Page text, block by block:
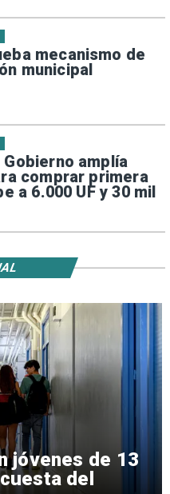
mecanismo de
municipal
amplía
comprar primera
a 6.000 UF y 30 mil
jóvenes de 13
del